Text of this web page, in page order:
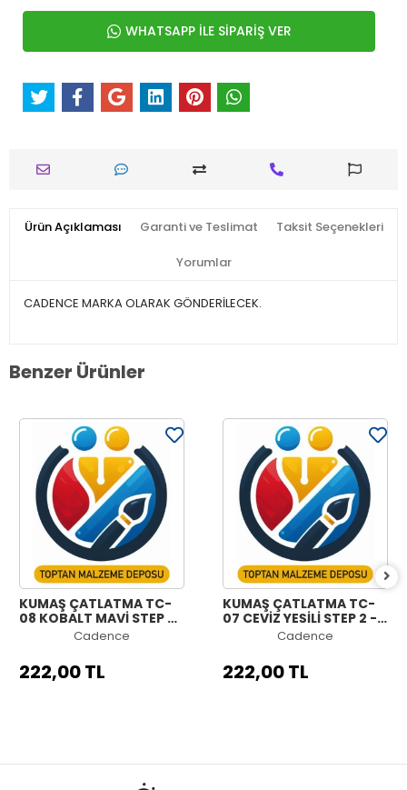
WHATSAPP İLE SİPARİŞ VER
Ürün Açıklaması Garanti ve Teslimat Taksit Seçenekleri
Yorumlar
CADENCE MARKA OLARAK GÖNDERİLECEK.
Benzer Ürünler
KUMAŞ ÇATLATMA TC-
08 KOBALT MAVİ STEP 2
Cadence
222,00 TL
KUMAŞ ÇATLATMA TC-
07 CEVİZ YEŞİLİ STEP 2 -
Cadence
222,00 TL